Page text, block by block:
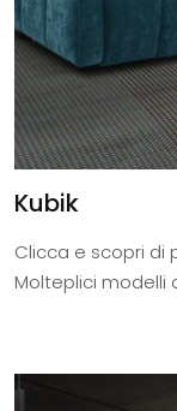
Kubik
Clicca e scopri di
Molteplici modelli